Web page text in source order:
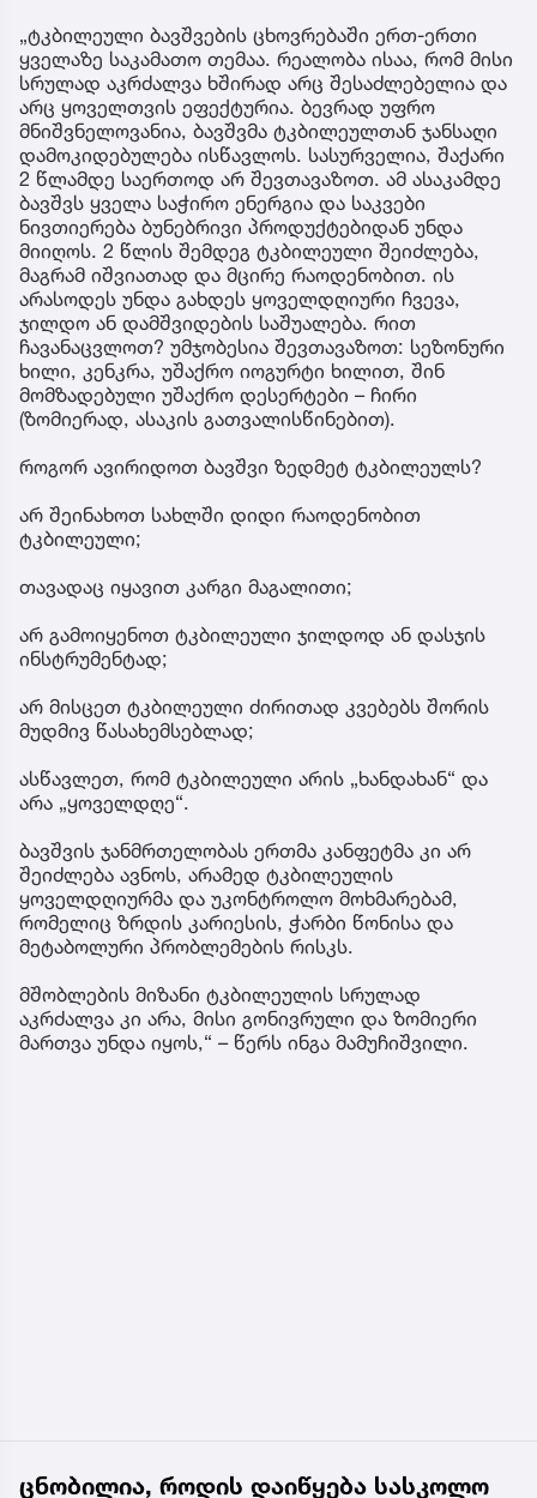
„ტკბილეული ბავშვების ცხოვრებაში ერთ-ერთი
ყველაზე საკამათო თემაა. რეალობა ისაა, რომ მისი
სრულად აკრძალვა ხშირად არც შესაძლებელია და
არც ყოველთვის ეფექტურია. ბევრად უფრო
მნიშვნელოვანია, ბავშვმა ტკბილეულთან ჯანსაღი
დამოკიდებულება ისწავლოს. სასურველია, შაქარი
2 წლამდე საერთოდ არ შევთავაზოთ. ამ ასაკამდე
ბავშვს ყველა საჭირო ენერგია და საკვები
ნივთიერება ბუნებრივი პროდუქტებიდან უნდა
მიიღოს. 2 წლის შემდეგ ტკბილეული შეიძლება,
მაგრამ იშვიათად და მცირე რაოდენობით. ის
არასოდეს უნდა გახდეს ყოველდღიური ჩვევა,
ჯილდო ან დამშვიდების საშუალება. რით
ჩავანაცვლოთ? უმჯობესია შევთავაზოთ: სეზონური
ხილი, კენკრა, უშაქრო იოგურტი ხილით, შინ
მომზადებული უშაქრო დესერტები – ჩირი
(ზომიერად, ასაკის გათვალისწინებით).
როგორ ავირიდოთ ბავშვი ზედმეტ ტკბილეულს?
არ შეინახოთ სახლში დიდი რაოდენობით
ტკბილეული;
თავადაც იყავით კარგი მაგალითი;
არ გამოიყენოთ ტკბილეული ჯილდოდ ან დასჯის
ინსტრუმენტად;
არ მისცეთ ტკბილეული ძირითად კვებებს შორის
მუდმივ წასახემსებლად;
ასწავლეთ, რომ ტკბილეული არის „ხანდახან“ და
არა „ყოველდღე“.
ბავშვის ჯანმრთელობას ერთმა კანფეტმა კი არ
შეიძლება ავნოს, არამედ ტკბილეულის
ყოველდღიურმა და უკონტროლო მოხმარებამ,
რომელიც ზრდის კარიესის, ჭარბი წონისა და
მეტაბოლური პრობლემების რისკს.
მშობლების მიზანი ტკბილეულის სრულად
აკრძალვა კი არა, მისი გონივრული და ზომიერი
მართვა უნდა იყოს,“ – წერს ინგა მამუჩიშვილი.
ცნობილია, როდის დაიწყება სასკოლო